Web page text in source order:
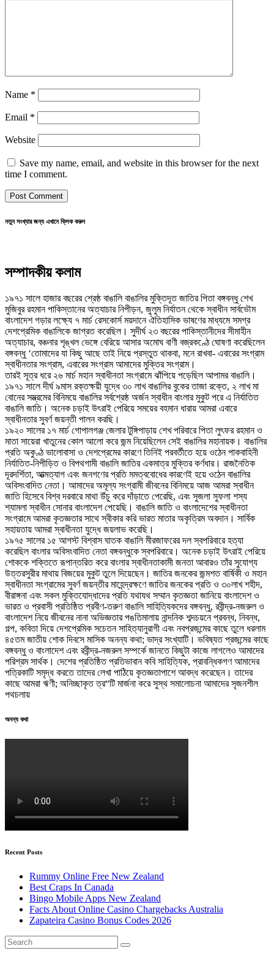
Name *
Email *
Website
Save my name, email, and website in this browser for the next
time I comment.
নতুন সংখ্যার জন্য এখানে ক্লিক করুন
সম্পাদকীয় কলাম
১৯৭১ সালে হাজার বছরের শ্রেষ্ঠ বাঙালি বাঙালির মুক্তিদূত জাতির পিতা বঙ্গবন্ধু শেখ
মুজিবুর রহমান পাকিস্তানের অত্যাচার নিপীড়ন, জুলুম নির্যাতন থেকে স্বাধীন সার্বভৌম
বাংলাদেশ গড়ার লক্ষ্যে ৭ মার্চ রেসকোর্স ময়দানে ঐতিহাসিক ভাষণের মাধ্যমে সমগ্র
দেশপ্রেমিক বাঙালিকে জাগ্রত করেছিল। সুদীর্ঘ ২৩ বছরের পাকিস্তানীদের সীমাহীন
অত্যাচার, বঞ্চনার শৃঙ্খল ভেঙ্গে বেরিয়ে আসার অমোঘ বাণী বজ্রকণ্ঠে ঘোষণা করেছিলেন
বঙ্গবন্ধু ‘তোমাদের যা কিছু আছে তাই নিয়ে প্রস্তুত থাকবা, মনে রাখবা- এবারের সংগ্রাম
স্বাধীনতার সংগ্রাম, এবারের সংগ্রাম আমাদের মুক্তির সংগ্রাম।
তারই সূত্র ধরে ২৬ মার্চ মহান স্বাধীনতা সংগ্রামে ঝাঁপিয়ে পড়েছিল আপামর বাঙালি।
১৯৭১ সালে দীর্ঘ ৯মাস রক্তক্ষয়ী যুদ্ধে ৩০ লাখ বাঙালির বুকের তাজা রক্তে, ২ লাখ মা
বোনের সম্ভ্রমের বিনিময়ে বাঙালির সর্বশ্রেষ্ঠ অর্জন স্বাধীন বাংলার মুকুট পরে এ নির্যাতিত
বাঙালি জাতি। অনেক চড়াই উৎরাই পেরিয়ে সময়ের বহমান ধারায় আমরা এবারে
স্বাধীনতার সুবর্ণ জয়ন্তী পালন করছি।
১৯২০ সালের ১৭ মার্চ গোপালগঞ্জ জেলার টুঙ্গিপাড়ায় শেখ পরিবারে পিতা লুৎফর রহমান ও
মাতা সায়েরা খাতুনের কোল আলো করে জন্ম নিয়েছিলেন সেই বাঙালির মহানায়ক। বাঙালির
প্রতি অকুণ্ঠ ভালোবাসা ও দেশপ্রেমের কারণে তিনিই পরবর্তীতে হয়ে ওঠেন পাকবাহিনী
নির্যাতিত-নিপীড়িত ও বিপথগামী বাঙালি জাতির একমাত্র মুক্তির কর্ণধার। রাজনৈতিক
দূরদর্শিতা, আত্মত্যাগ এবং জনগণের প্রতি মমত্ববোধের কারণেই হয়ে ওঠেন বাঙালির
অবিসংবাদিত নেতা। আমাদের অমূল্য সংগ্রামী জীবনের বিনিময়ে আজ আমরা স্বাধীন
জাতি হিসেবে বিশ্ব দরবারে মাথা উঁচু করে দাঁড়াতে পেরেছি, এবং সুজলা সুফলা শস্য
শ্যামলা স্বাধীন সোনার বাংলাদেশ পেয়েছি। বাঙালি জাতি ও বাংলাদেশের স্বাধীনতা
সংগ্রামে আমরা কৃতজ্ঞতার সাথে স্বীকার করি ভারত মাতার অকৃত্রিম অবদান। সার্বিক
সহায়তায় আমরা স্বাধীনতা যুদ্ধে জয়লাভ করেছি।
১৯৭৫ সালের ১৫ আগস্ট বিশ্বাস ঘাতক বাঙালি মীরজাফরের দল স্বপরিবারে হত্যা
করেছিল বাংলার অবিসংবাদিত নেতা বঙ্গবন্ধুকে স্বপরিবারে। অনেক চড়াই উৎরাই পেরিয়ে
শোককে শক্তিতে রূপান্তরিত করে বাংলার স্বাধীনতাকামী জনতা আবারও তাঁর সুযোগ্য
উত্তরসুরীর মাথায় বিজয়ের মুকুট তুলে দিয়েছেন। জাতির জনকের জন্মশত বার্ষিকী ও মহান
স্বাধীনতা সংগ্রামের সুবর্ণ জয়ন্তীর মাহেন্দ্রক্ষণে জাতির জনকের প্রতি ও ৩০লাখ শহীদ,
বীরাঙ্গনা এবং সকল মুক্তিযোদ্ধাদের প্রতি যথাযথ সম্মান কৃতজ্ঞতা জানিয়ে বাংলাদেশ ও
ভারত ও প্রবাসী প্রতিষ্ঠিত প্রবীণ-তরুণ বাঙালি সাহিত্যিকদের বঙ্গবন্ধু, রবীন্দ্র-নজরুল ও
বাংলাদেশ নিয়ে জীবনের নানা অভিজ্ঞতার পঙতিমালায় নান্দনিক শব্দচয়নে প্রবন্ধ, নিবন্ধ,
গল্প, কবিতা দিয়ে দেশপ্রেমিক সচেতন সাহিত্যানুরাগী এবং নবপ্রজন্মের কাছে তুলে ধরলাম
৪৫তম জাতীয় শোক দিবসে মাসিক অনন্য কথা; ভাদ্র সংখ্যাটি। ভবিষ্যত প্রজন্মের কাছে
বঙ্গবন্ধু ও বাংলাদেশ এবং রবীন্দ্র-নজরুল সম্পর্কে জানতে কিছুটা কাজে লাগলেও আমাদের
পরিশ্রম সার্থক। দেশের প্রতিষ্ঠিত প্রতিভাবান কবি সাহিত্যিক, প্রাবন্ধিকগণ আমাদের
পত্রিকাটি সমৃদ্ধ করতে তাদের লেখা পাঠিয়ে কৃতজ্ঞতাপাশে আবদ্ধ করেছেন। তাদের
কাছে আমরা ঋণী; অনিচ্ছাকৃত ত্র“টি মার্জনা করে সুস্থ সমালোচনা আমাদের সৃজনশীল
পথচলায়
অনন্য কথা
Recent Posts
Rummy Online Free New Zealand
Best Craps In Canada
Bingo Mobile Apps New Zealand
Facts About Online Casino Chargebacks Australia
Zapateira Casino Bonus Codes 2026